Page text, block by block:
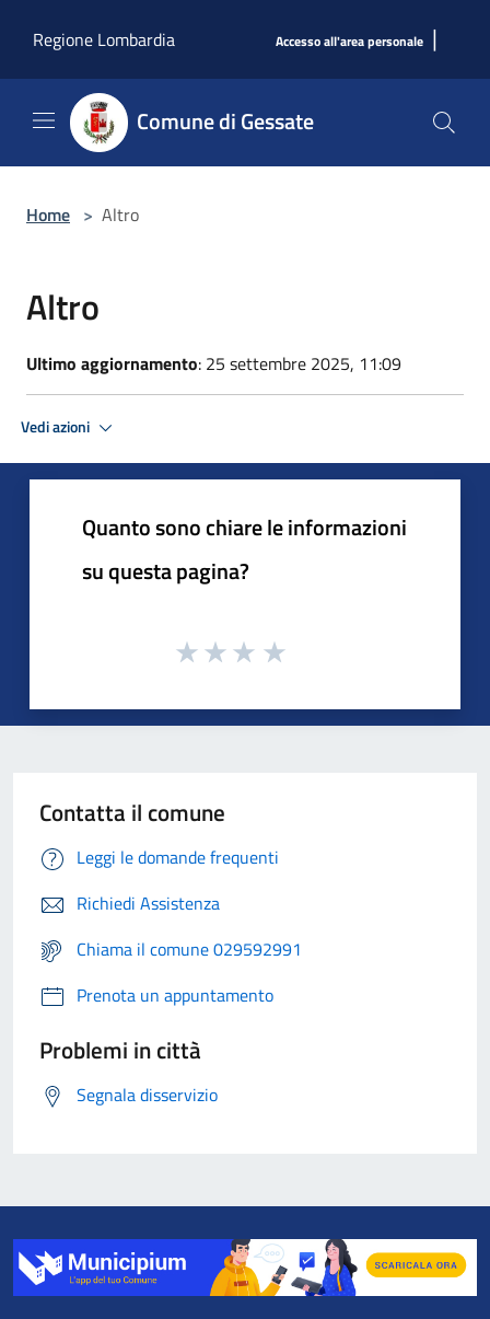
Regione Lombardia
Accesso all'area personale |
Comune di Gessate
Home > Altro
Altro
Ultimo aggiornamento: 25 settembre 2025, 11:09
Vedi azioni
Quanto sono chiare le informazioni
su questa pagina?
Contatta il comune
Leggi le domande frequenti
Richiedi Assistenza
Chiama il comune 029592991
Prenota un appuntamento
Problemi in città
Segnala disservizio